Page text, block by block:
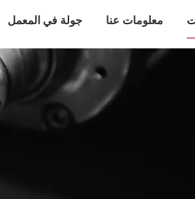
معلومات عنا جولة في المعمل